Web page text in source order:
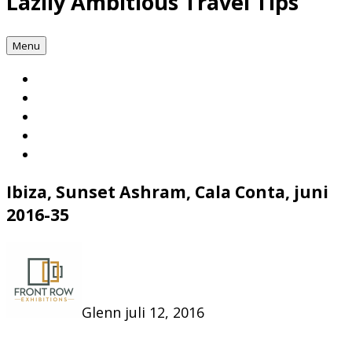
Menu
Ibiza, Sunset Ashram, Cala Conta, juni
2016-35
Glenn juli 12, 2016